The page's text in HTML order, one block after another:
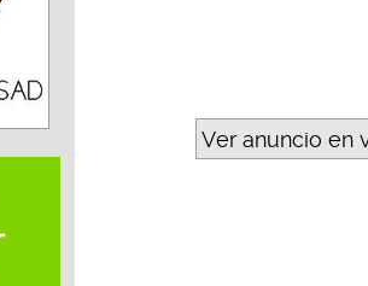
Ver anuncio en